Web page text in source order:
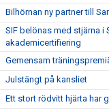
Bilhörnan ny partner till
SIF belönas med stjärna i
akademicertifiering
Gemensam
Julstängt på kansliet
Ett stort rödvitt hjärta har